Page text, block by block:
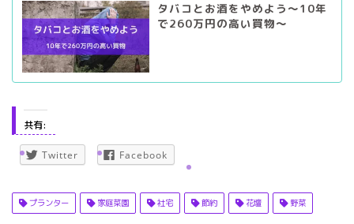
タバコとお酒をやめよう～10年
で260万円の高い買物～
共有:
Twitter Facebook
プランター 家庭菜園 社宅 節約 花壇 野菜